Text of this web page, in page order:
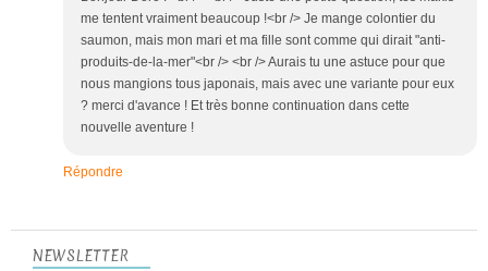
me tentent vraiment beaucoup !<br /> Je mange colontier du
saumon, mais mon mari et ma fille sont comme qui dirait "anti-
produits-de-la-mer"<br /> <br /> Aurais tu une astuce pour que
nous mangions tous japonais, mais avec une variante pour eux
? merci d'avance ! Et très bonne continuation dans cette
nouvelle aventure !
Répondre
NEWSLETTER